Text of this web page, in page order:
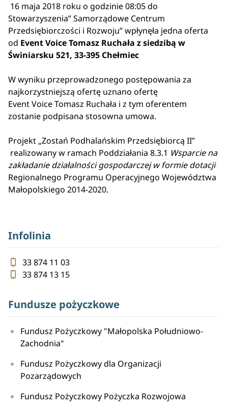
16 maja 2018 roku o godzinie 08:05 do
Stowarzyszenia” Samorządowe Centrum
Przedsiębiorczości i Rozwoju” wpłynęła jedna oferta
od Event Voice Tomasz Ruchała z siedzibą w
Świniarsku 521, 33-395 Chełmiec
W wyniku przeprowadzonego postępowania za
najkorzystniejszą ofertę uznano ofertę
Event Voice Tomasz Ruchała i z tym oferentem
zostanie podpisana stosowna umowa.
Projekt „Zostań Podhalańskim Przedsiębiorcą II”
realizowany w ramach Poddziałania 8.3.1 Wsparcie na
zakładanie działalności gospodarczej w formie dotacji
Regionalnego Programu Operacyjnego Województwa
Małopolskiego 2014-2020.
Infolinia
33 874 11 03
33 874 13 15
Fundusze pożyczkowe
Fundusz Pożyczkowy "Małopolska Południowo-
Zachodnia"
Fundusz Pożyczkowy dla Organizacji
Pozarządowych
Fundusz Pożyczkowy Pożyczka Rozwojowa